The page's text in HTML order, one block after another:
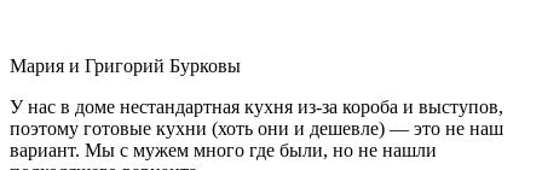
Мария и Григорий Бурковы
У нас в доме нестандартная кухня из-за короба и выступов,
поэтому готовые кухни (хоть они и дешевле) — это не наш
вариант. Мы с мужем много где были, но не нашли